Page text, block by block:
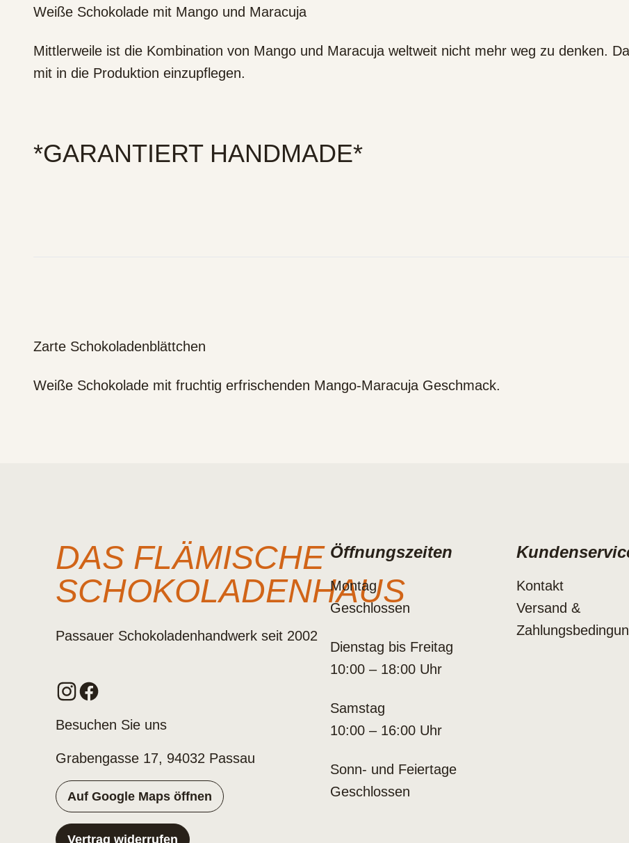
Weiße Schokolade mit Mango und Maracuja
Mittlerweile ist die Kombination von Mango und Maracuja weltweit nicht mehr weg zu denken.
mit in die Produktion einzupflegen.
*GARANTIERT HANDMADE*
Zarte Schokoladenblättchen
Weiße Schokolade mit fruchtig erfrischenden Mango-Maracuja Geschmack.
DAS FLÄMISCHE
SCHOKOLADENHAUS
Passauer Schokoladenhandwerk seit 2002
Besuchen Sie uns
Grabengasse 17, 94032 Passau
Auf Google Maps öffnen
Vertrag widerrufen
Öffnungszeiten
Montag
Geschlossen
Dienstag bis Freitag
10:00 – 18:00 Uhr
Samstag
10:00 – 16:00 Uhr
Sonn- und Feiertage
Geschlossen
Kontakt
Versand &